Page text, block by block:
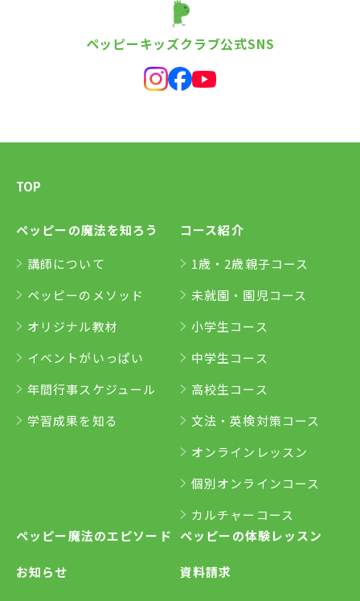
ペッピーキッズクラブ公式SNS
TOP
ペッピーの魔法を知ろう
講師について
ペッピーのメソッド
オリジナル教材
イベントがいっぱい
年間行事スケジュール
学習成果を知る
コース紹介
1歳・2歳親子コース
未就園・園児コース
小学生コース
中学生コース
高校生コース
文法・英検対策コース
オンラインレッスン
個別オンラインコース
カルチャーコース
ペッピー魔法のエピソード
お知らせ
ペッピーの体験レッスン
資料請求